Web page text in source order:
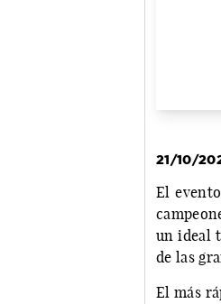
21/10/
El
un ideal
de las
El más